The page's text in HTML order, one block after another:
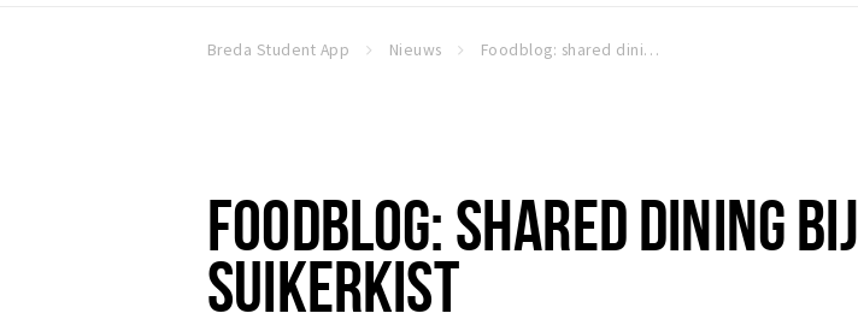
Breda Student App Nieuws Foodblog: shared dining bij Suikerkist
FOODBLOG: SHARED DINING BIJ
SUIKERKIST